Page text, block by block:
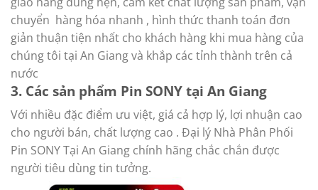
chuyển hàng hóa nhanh , hình thức thanh toán đơn
giản thuận tiện nhất cho khách hàng khi mua hàng của
chúng tôi tại An Giang và khắp các tỉnh thành trên cả
nước
3. Các sản phẩm Pin SONY tại An Giang
Với nhiều đặc điểm ưu việt, giá cả hợp lý, lợi nhuận cao
cho người bán, chất lượng cao . Đại lý Nhà Phân Phối
Pin SONY Tại An Giang chính hãng chắc chắn được
người tiêu dùng tin tưởng.